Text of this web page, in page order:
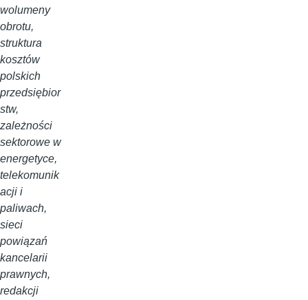
wolumeny
obrotu,
struktura
kosztów
polskich
przedsiębior
stw,
zależności
sektorowe w
energetyce,
telekomunik
acji i
paliwach,
sieci
powiązań
kancelarii
prawnych,
redakcji